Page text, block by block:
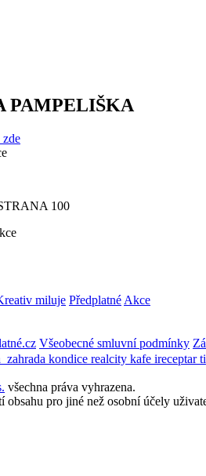
PAMPELIŠKA
100
miluje Předplatné Akce
Všeobecné smluvní podmínky
kondice realcity kafe ireceptar
všechna práva vyhrazena.
pro jiné než osobní účely